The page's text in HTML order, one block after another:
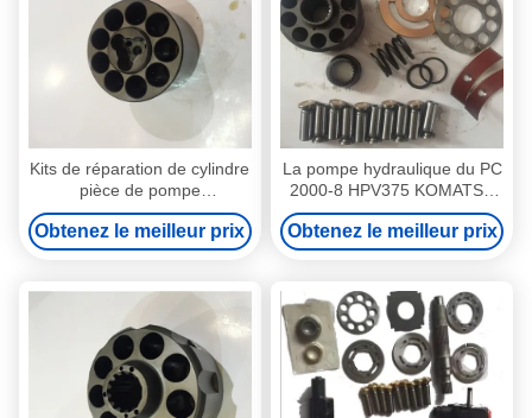
Kits de réparation de cylindre
pièce de pompe
d'excavatrice d'axe de
motivation
essentielle/hydraulique 16 x
Obtenez le meilleur prix
La pompe hydraulique du PC
2000-8 HPV375 KOMATSU
partie fiable de kits de
réparation haut
Obtenez le meilleur prix